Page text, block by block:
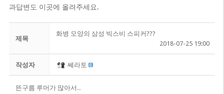
과답변도 이곳에 올려주세요.
제목
화병 모양의 삼성 빅스비 스피커???
2018-07-25 19:00
작성자 쎄라토
뜬구름 루머가 많아서..